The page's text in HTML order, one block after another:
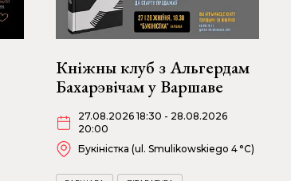
Кніжны клуб з Альгердам
Бахарэвічам у Варшаве
27.08.2026 18:30 - 28.08.2026
20:00
Букіністка (ul. Smulikowskiego 4 °C)